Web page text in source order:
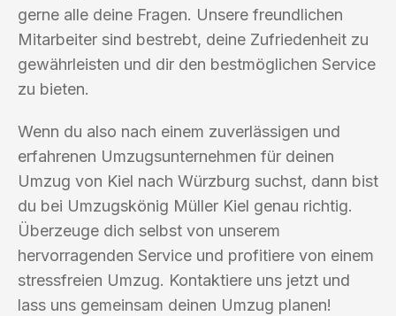
gerne alle deine Fragen. Unsere freundlichen
Mitarbeiter sind bestrebt, deine Zufriedenheit zu
gewährleisten und dir den bestmöglichen Service
zu bieten.
Wenn du also nach einem zuverlässigen und
erfahrenen Umzugsunternehmen für deinen
Umzug von Kiel nach Würzburg suchst, dann bist
du bei Umzugskönig Müller Kiel genau richtig.
Überzeuge dich selbst von unserem
hervorragenden Service und profitiere von einem
stressfreien Umzug. Kontaktiere uns jetzt und
lass uns gemeinsam deinen Umzug planen!